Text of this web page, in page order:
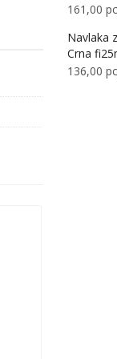
161,00
Navlaka
Crna
136,00